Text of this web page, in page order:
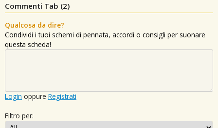
Commenti Tab (2)
Qualcosa da dire?
Condividi i tuoi schemi di pennata, accordi o consigli per suonare
questa scheda!
Login oppure Registrati
Filtro per: